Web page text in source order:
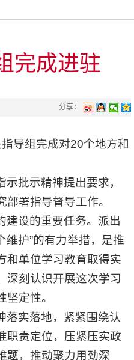
完成进驻
分享：
导组完成对20个地方和
批示精神提出要求，
署指导督导工作。
建设的重要任务。派出
维护”的有力举措，是推
和单位学习教育取得实
深刻认识开展这次学习
定性。
落实落地，紧紧围绕认
职责定位，压紧压实政
题，推动聚力用劲深